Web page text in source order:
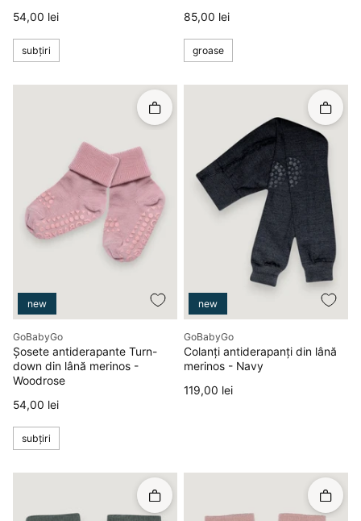
Preț
54,00 lei
subțiri
Preț
85,00 lei
groase
Șosete antiderapante Turn-
down din lână merinos -
Woodrose
new
Rapid în coș
Producător
GoBabyGo
Preț
54,00 lei
subțiri
Colanți antiderapanți din lână
merinos - Navy
new
Rapid
Producător
GoBabyGo
Preț
119,00 lei
Rapid în coș Rapid